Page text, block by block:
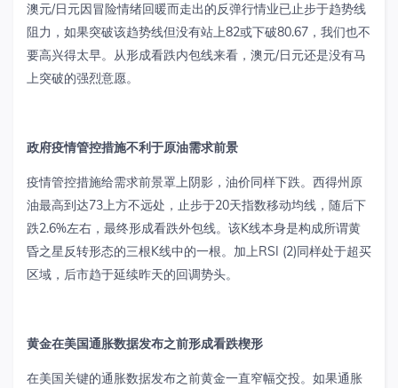
澳元/日元因冒险情绪回暖而走出的反弹行情业已止步于趋势线
阻力，如果突破该趋势线但没有站上82或下破80.67 ，我们也不
要高兴得太早。从形成看跌内包线来看，澳元/日元还是没有马
上突破的强烈意愿。
政府疫情管控措施不利于原油需求前景
疫情管控措施给需求前景罩上阴影，油价同样下跌。西得州原
油最高到达73上方不远处，止步于20天指数移动均线，随后下
跌2.6%左右，最终形成看跌外包线。该K线本身是构成所谓黄
昏之星反转形态的三根K线中的一根。加上RSI (2)同样处于超买
区域，后市趋于延续昨天的回调势头。
黄金在美国通胀数据发布之前形成看跌楔形
在美国关键的通胀数据发布之前黄金一直窄幅交投。如果通胀